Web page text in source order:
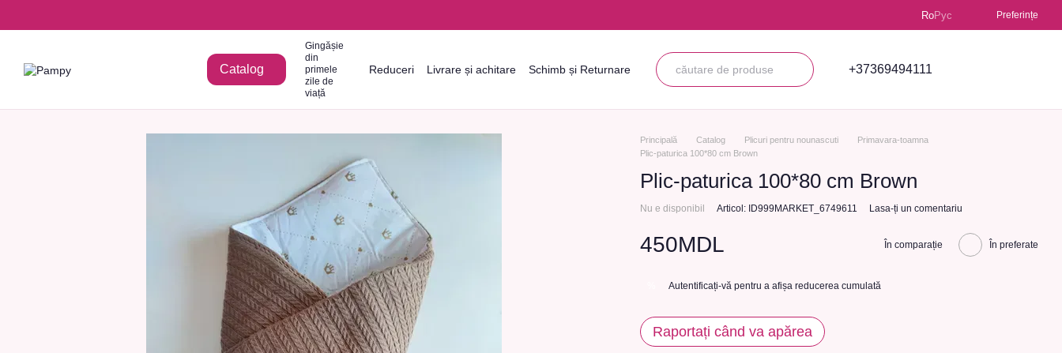
RoРус Preferințe
Catalog
Gingășie
din
primele
zile de
viață
Reduceri Livrare și achitare
Schimb și Returnare
+37369494111
Principală Catalog Plicuri pentru nounascuti
Primavara-toamna
Plic-paturica 100*80 cm Brown
Plic-paturica 100*80 cm Brown
Nu e disponibil Articol: ID999MARKET_6749611 Lasa-ți un comentariu
450MDL În comparație În preferate
Autentificați-văpentru a afișa reducerea cumulată
Raportați când va apărea